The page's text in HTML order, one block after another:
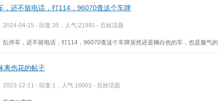
，还不留电话，打114，96070查这个车牌
2024-04-15 - 回复:35，人气:21991 - 百姓话题
乱停车，还不留电话，打114，96070查这个车牌居然还是辆白色的车，也是服气的
离伤花的帖子
2023-12-11 - 回复:1，人气:16002 - 百姓话题